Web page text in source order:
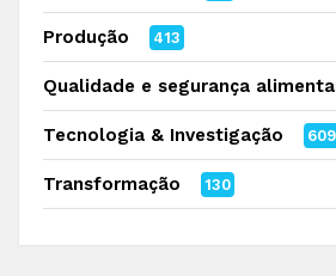
Produção 413
Qualidade e segurança
Tecnologia & Investigação 609
Transformação 130